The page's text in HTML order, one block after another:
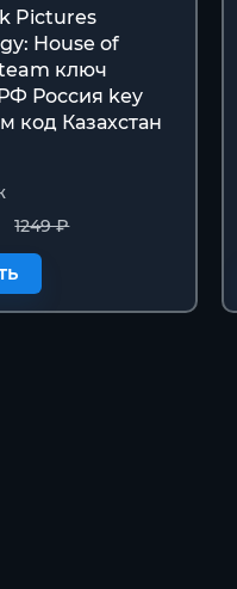
Pictures
House of
ключ
Россия key
код Казахстан
1249 ₽